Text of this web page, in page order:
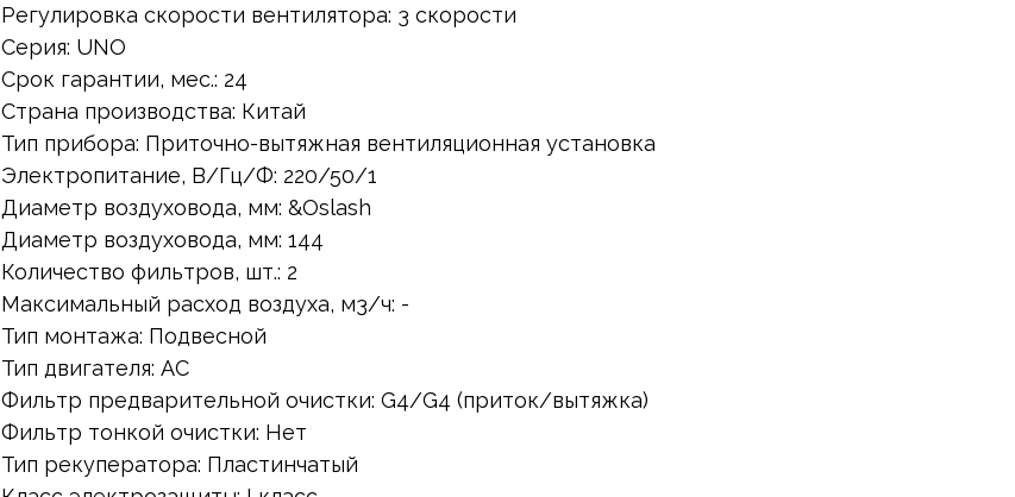
Регулировка скорости вентилятора: 3 скорости
Серия: UNO
Срок гарантии, мес.: 24
Страна производства: Китай
Тип прибора: Приточно-вытяжная вентиляционная установка
Электропитание, В/Гц/Ф: 220/50/1
Диаметр воздуховода, мм: &Oslash
Диаметр воздуховода, мм: 144
Количество фильтров, шт.: 2
Максимальный расход воздуха, м3/ч: -
Тип монтажа: Подвесной
Тип двигателя: AC
Фильтр предварительной очистки: G4/G4 (приток/вытяжка)
Фильтр тонкой очистки: Нет
Тип рекуператора: Пластинчатый